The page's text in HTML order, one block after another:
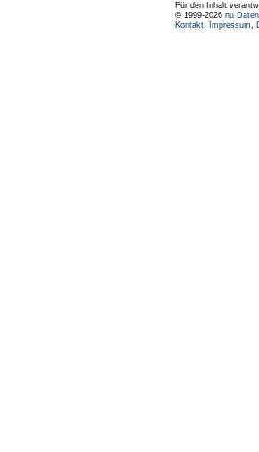
Für den Inhalt
© 1999-2026 nu
Kontakt, Impressum,